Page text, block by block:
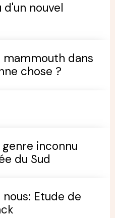
d'un nouvel
mammouth dans
chose ?
inconnu
du Sud
Etude de